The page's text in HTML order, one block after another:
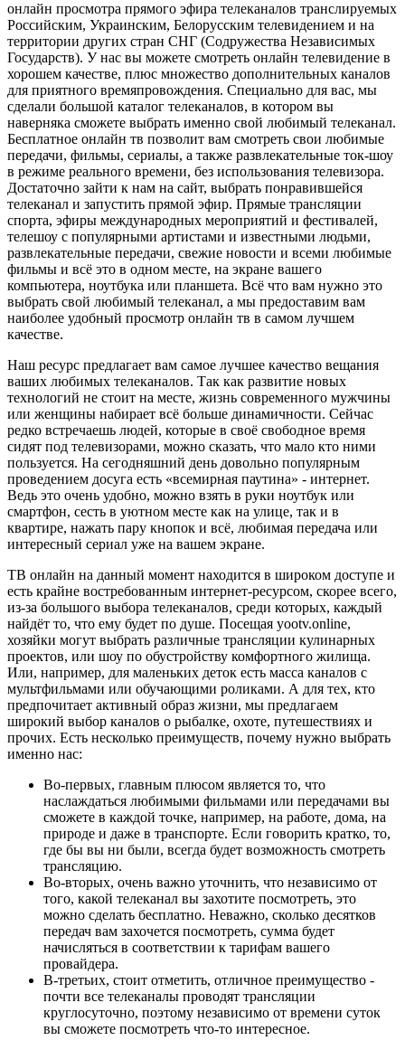
онлайн просмотра прямого эфира телеканалов транслируемых
Российским, Украинским, Белорусским телевидением и на
территории других стран СНГ (Содружества Независимых
Государств). У нас вы можете смотреть онлайн телевидение в
хорошем качестве, плюс множество дополнительных каналов
для приятного времяпровождения. Специально для вас, мы
сделали большой каталог телеканалов, в котором вы
наверняка сможете выбрать именно свой любимый телеканал.
Бесплатное онлайн тв позволит вам смотреть свои любимые
передачи, фильмы, сериалы, а также развлекательные ток-шоу
в режиме реального времени, без использования телевизора.
Достаточно зайти к нам на сайт, выбрать понравившейся
телеканал и запустить прямой эфир. Прямые трансляции
спорта, эфиры международных мероприятий и фестивалей,
телешоу с популярными артистами и известными людьми,
развлекательные передачи, свежие новости и всеми любимые
фильмы и всё это в одном месте, на экране вашего
компьютера, ноутбука или планшета. Всё что вам нужно это
выбрать свой любимый телеканал, а мы предоставим вам
наиболее удобный просмотр онлайн тв в самом лучшем
качестве.
Наш ресурс предлагает вам самое лучшее качество вещания
ваших любимых телеканалов. Так как развитие новых
технологий не стоит на месте, жизнь современного мужчины
или женщины набирает всё больше динамичности. Сейчас
редко встречаешь людей, которые в своё свободное время
сидят под телевизорами, можно сказать, что мало кто ними
пользуется. На сегодняшний день довольно популярным
проведением досуга есть «всемирная паутина» - интернет.
Ведь это очень удобно, можно взять в руки ноутбук или
смартфон, сесть в уютном месте как на улице, так и в
квартире, нажать пару кнопок и всё, любимая передача или
интересный сериал уже на вашем экране.
ТВ онлайн на данный момент находится в широком доступе и
есть крайне востребованным интернет-ресурсом, скорее всего,
из-за большого выбора телеканалов, среди которых, каждый
найдёт то, что ему будет по душе. Посещая yootv.online,
хозяйки могут выбрать различные трансляции кулинарных
проектов, или шоу по обустройству комфортного жилища.
Или, например, для маленьких деток есть масса каналов с
мультфильмами или обучающими роликами. А для тех, кто
предпочитает активный образ жизни, мы предлагаем
широкий выбор каналов о рыбалке, охоте, путешествиях и
прочих. Есть несколько преимуществ, почему нужно выбрать
именно нас:
Во-первых, главным плюсом является то, что
наслаждаться любимыми фильмами или передачами вы
сможете в каждой точке, например, на работе, дома, на
природе и даже в транспорте. Если говорить кратко, то,
где бы вы ни были, всегда будет возможность смотреть
трансляцию.
Во-вторых, очень важно уточнить, что независимо от
того, какой телеканал вы захотите посмотреть, это
можно сделать бесплатно. Неважно, сколько десятков
передач вам захочется посмотреть, сумма будет
начисляться в соответствии к тарифам вашего
провайдера.
В-третьих, стоит отметить, отличное преимущество -
почти все телеканалы проводят трансляции
круглосуточно, поэтому независимо от времени суток
вы сможете посмотреть что-то интересное.